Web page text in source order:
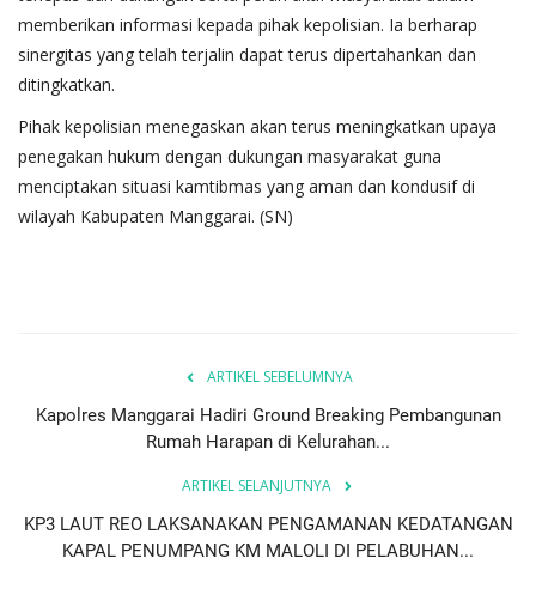
memberikan informasi kepada pihak kepolisian. Ia berharap
sinergitas yang telah terjalin dapat terus dipertahankan dan
ditingkatkan.
Pihak kepolisian menegaskan akan terus meningkatkan upaya
penegakan hukum dengan dukungan masyarakat guna
menciptakan situasi kamtibmas yang aman dan kondusif di
wilayah Kabupaten Manggarai. (SN)
ARTIKEL SEBELUMNYA
Kapolres Manggarai Hadiri Ground Breaking Pembangunan
Rumah Harapan di Kelurahan...
ARTIKEL SELANJUTNYA
KP3 LAUT REO LAKSANAKAN PENGAMANAN KEDATANGAN
KAPAL PENUMPANG KM MALOLI DI PELABUHAN...